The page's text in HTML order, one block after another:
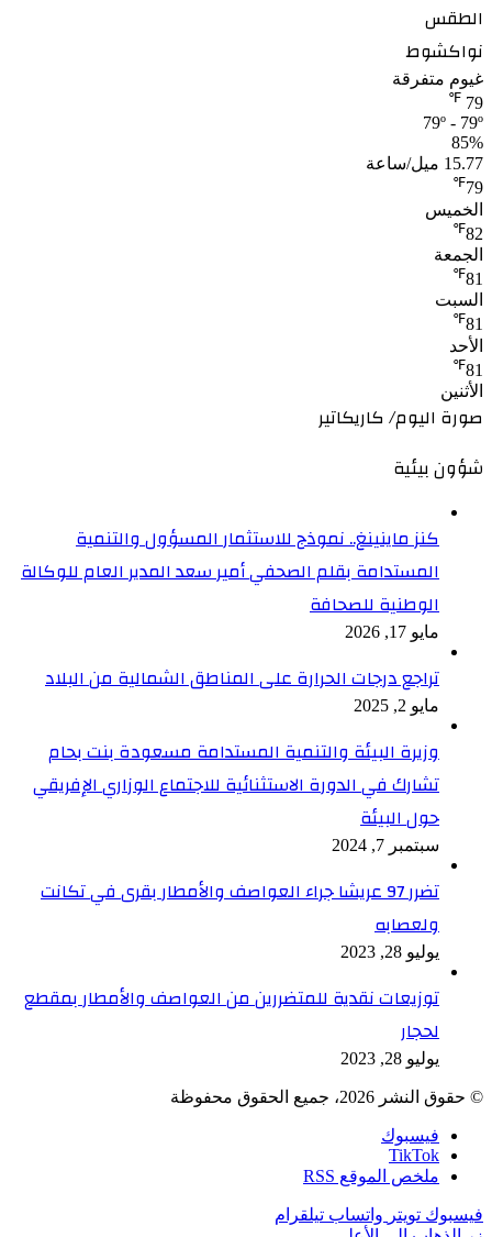
الطقس
نواكشوط
غيوم متفرقة
79
℉
79º - 79º
85%
15.77 ميل/ساعة
79
℉
الخميس
82
℉
الجمعة
81
℉
السبت
81
℉
الأحد
81
℉
الأثنين
صورة اليوم/ كاريكاتير
شؤون بيئية
كنز ماينينغ.. نموذج للاستثمار المسؤول والتنمية
المستدامة بقلم الصحفي أمير سعد المدير العام للوكالة
الوطنية للصحافة
مايو 17, 2026
تراجع درجات الحرارة على المناطق الشمالية من البلاد
مايو 2, 2025
وزيرة البيئة والتنمية المستدامة مسعودة بنت بحام
تشارك في الدورة الاستثنائية للاجتماع الوزاري الإفريقي
حول البيئة
سبتمبر 7, 2024
تضرر 97 عريشا جراء العواصف والأمطار بقرى في تكانت
ولعصابه
يوليو 28, 2023
توزيعات نقدية للمتضررين من العواصف والأمطار بمقطع
لحجار
يوليو 28, 2023
© حقوق النشر 2026، جميع الحقوق محفوظة
فيسبوك
TikTok
ملخص الموقع RSS
فيسبوك تويتر واتساب تيلقرام